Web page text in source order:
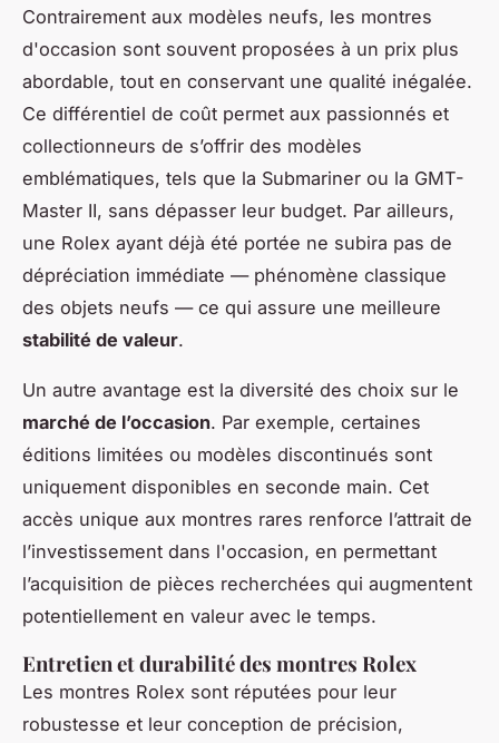
Contrairement aux modèles neufs, les montres
d'occasion sont souvent proposées à un prix plus
abordable, tout en conservant une qualité inégalée.
Ce différentiel de coût permet aux passionnés et
collectionneurs de s’offrir des modèles
emblématiques, tels que la Submariner ou la GMT-
Master II, sans dépasser leur budget. Par ailleurs,
une Rolex ayant déjà été portée ne subira pas de
dépréciation immédiate — phénomène classique
des objets neufs — ce qui assure une meilleure
stabilité de valeur.
Un autre avantage est la diversité des choix sur le
marché de l’occasion. Par exemple, certaines
éditions limitées ou modèles discontinués sont
uniquement disponibles en seconde main. Cet
accès unique aux montres rares renforce l’attrait de
l’investissement dans l'occasion, en permettant
l’acquisition de pièces recherchées qui augmentent
potentiellement en valeur avec le temps.
Entretien et durabilité des montres Rolex
Les montres Rolex sont réputées pour leur
robustesse et leur conception de précision,